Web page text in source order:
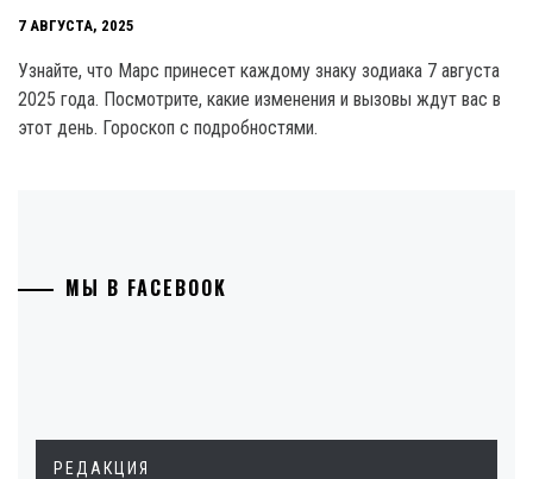
7 АВГУСТА, 2025
Узнайте, что Марс принесет каждому знаку зодиака 7 августа
2025 года. Посмотрите, какие изменения и вызовы ждут вас в
этот день. Гороскоп с подробностями.
МЫ В FACEBOOK
РЕДАКЦИЯ